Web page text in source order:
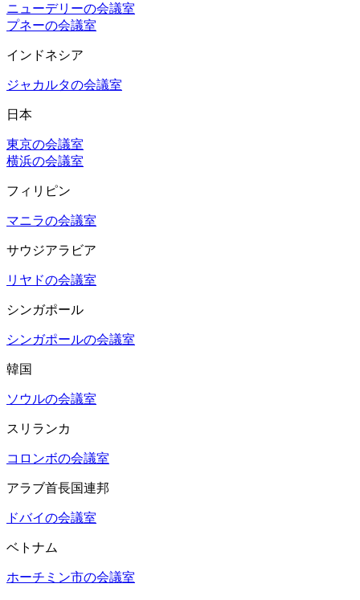
ニューデリーの会議室
プネーの会議室
インドネシア
ジャカルタの会議室
日本
東京の会議室
横浜の会議室
フィリピン
マニラの会議室
サウジアラビア
リヤドの会議室
シンガポール
シンガポールの会議室
韓国
ソウルの会議室
スリランカ
コロンボの会議室
アラブ首長国連邦
ドバイの会議室
ベトナム
ホーチミン市の会議室